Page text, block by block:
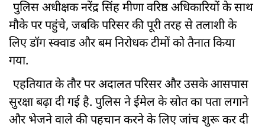
पुलिस अधीक्षक नरेंद्र सिंह मीणा वरिष्ठ अधिकारियों के साथ
मौके पर पहुंचे, जबकि परिसर की पूरी तरह से तलाशी के
लिए डॉग स्क्वाड और बम निरोधक टीमों को तैनात किया
गया.
एहतियात के तौर पर अदालत परिसर और उसके आसपास
सुरक्षा बढ़ा दी गई है. पुलिस ने ईमेल के स्रोत का पता लगाने
और भेजने वाले की पहचान करने के लिए जांच शुरू कर दी